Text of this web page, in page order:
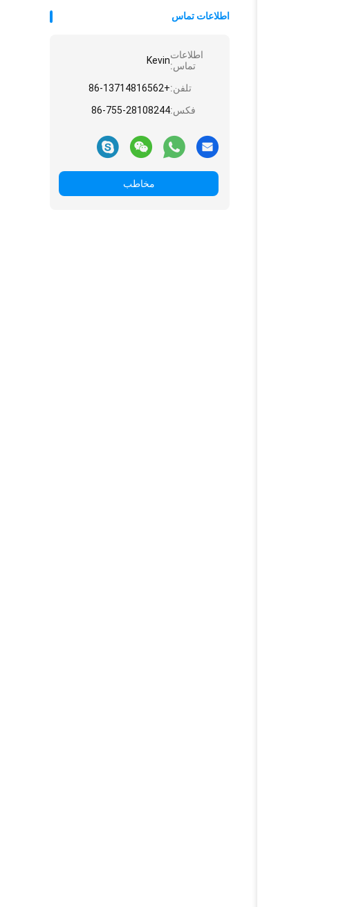
اطلاعات تماس
اطلاعات
تماس:Kevin
تلفن:+86-13714816562
فکس:86-755-28108244
مخاطب